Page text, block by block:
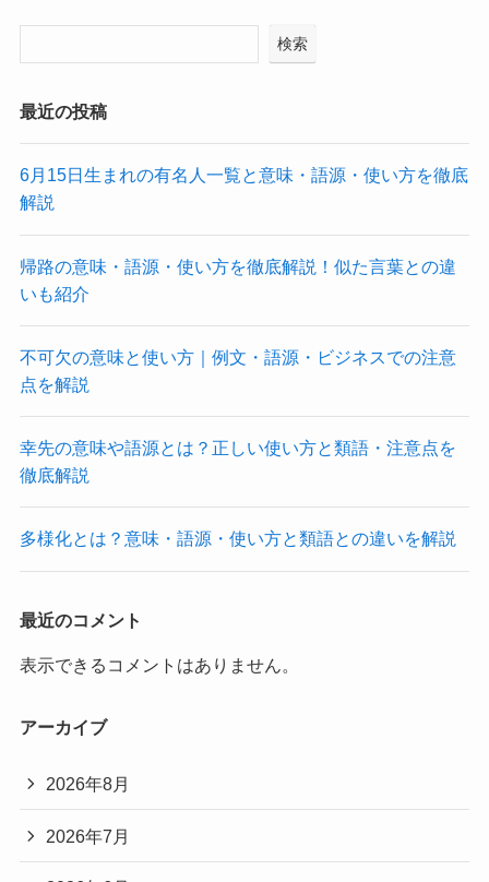
検索
最近の投稿
6月15日生まれの有名人一覧と意味・語源・使い方を徹底
解説
帰路の意味・語源・使い方を徹底解説！似た言葉との違
いも紹介
不可欠の意味と使い方｜例文・語源・ビジネスでの注意
点を解説
幸先の意味や語源とは？正しい使い方と類語・注意点を
徹底解説
多様化とは？意味・語源・使い方と類語との違いを解説
最近のコメント
表示できるコメントはありません。
アーカイブ
2026年8月
2026年7月